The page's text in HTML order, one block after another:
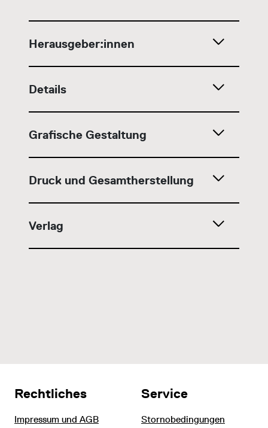
Herausgeber:innen
Details
Grafische Gestaltung
Druck und Gesamtherstellung
Verlag
Rechtliches
Impressum und AGB
Service
Stornobedingungen